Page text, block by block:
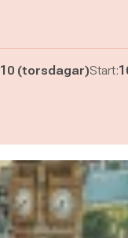
10 (torsdagar)Start: